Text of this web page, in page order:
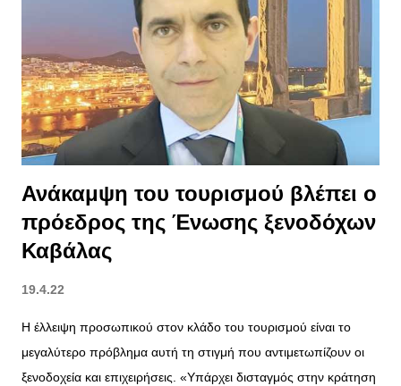
στιγμή δίνει παχυλές ενισχύσεις σε εφοπλιστές, βιομηχάνους,
δισεκατομμύρια ευρώ στο ΝΑΤΟ και σε πολεμικούς
εξοπλισμούς. Αυτές τις μέρες περίμεναν οι κτηνοτρόφοι του
νησιού για να μπορέσουν να έχουν ένα εισόδημα για να ζήσουν
τις οικογένειας τους και να παραμείνουν στο επάγγελμα και
βρίσκονται αντιμέτωποι μ...
Ανάκαμψη του τουρισμού βλέπει ο
πρόεδρος της Ένωσης ξενοδόχων
Καβάλας
19.4.22
Η έλλειψη προσωπικού στον κλάδο του τουρισμού είναι το
μεγαλύτερο πρόβλημα αυτή τη στιγμή που αντιμετωπίζουν οι
ξενοδοχεία και επιχειρήσεις. «Υπάρχει δισταγμός στην κράτηση